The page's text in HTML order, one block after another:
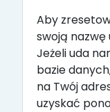
Aby
swoją
Jeżeli uda
bazie
na Twój
uzyskać